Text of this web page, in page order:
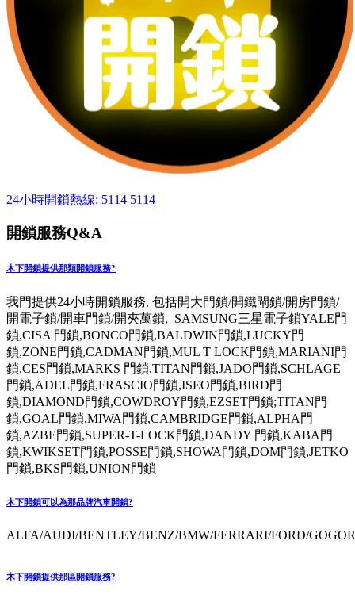
24小時開鎖熱線: 5114 5114
開鎖服務Q&A
木下開鎖提供那類開鎖服務?
我門提供24小時開鎖服務, 包括開大門鎖/開鐵閘鎖/開房門鎖/
開電子鎖/開車門鎖/開夾萬鎖, SAMSUNG三星電子鎖YALE門
鎖,CISA 門鎖,BONCO門鎖,BALDWIN門鎖,LUCKY門
鎖,ZONE門鎖,CADMAN門鎖,MUL T LOCK門鎖,MARIANI門
鎖,CES門鎖,MARKS 門鎖,TITAN門鎖,JADO門鎖,SCHLAGE
門鎖,ADEL門鎖,FRASCIO門鎖,ISEO門鎖,BIRD門
鎖,DIAMOND門鎖,COWDROY門鎖,EZSET門鎖;TITAN門
鎖,GOAL門鎖,MIWA門鎖,CAMBRIDGE門鎖,ALPHA門
鎖,AZBE門鎖,SUPER-T-LOCK門鎖,DANDY 門鎖,KABA門
鎖,KWIKSET門鎖,POSSE門鎖,SHOWA門鎖,DOM門鎖,JETKO
門鎖,BKS門鎖,UNION門鎖
木下開鎖可以為那品牌汽車開鎖?
ALFA/AUDI/BENTLEY/BENZ/BMW/FERRARI/FORD/
木下開鎖提供那區開鎖服務?